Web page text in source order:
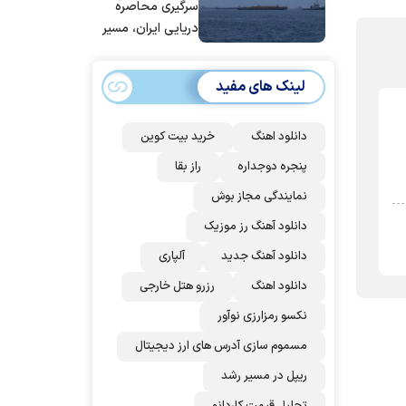
پاکستان می
سرگیری محاصره
دریایی ایران، مسیر
تغییر داده‌ایم
لینک های مفید
دانلود اهنگ
خرید بیت کوین
پنجره دوجداره
راز بقا
نمایندگی مجاز بوش
دانلود آهنگ رز‌ موزیک
دانلود آهنگ جدید
آلپاری
دانلود اهنگ
رزرو هتل خارجی
نکسو رمزارزی نوآور
مسموم سازی آدرس های ارز دیجیتال
ریپل در مسیر رشد